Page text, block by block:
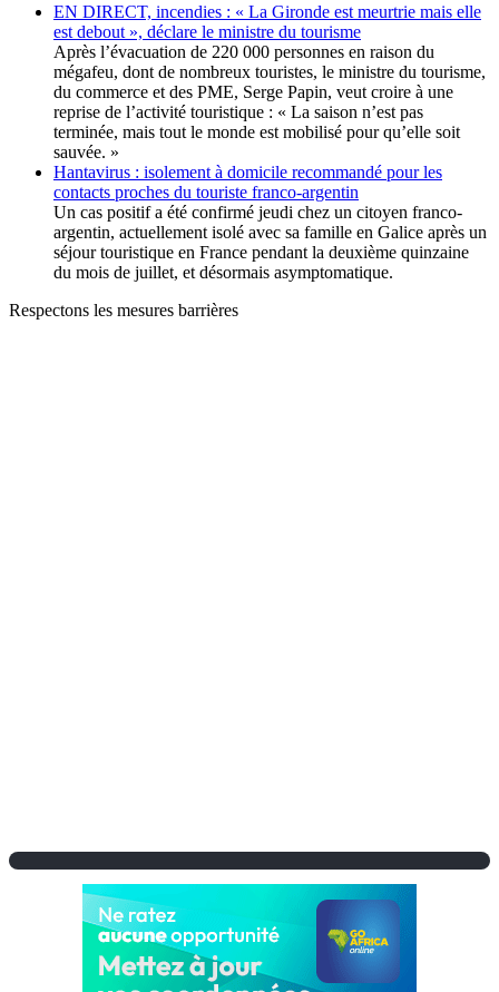
EN DIRECT, incendies : « La Gironde est meurtrie mais elle
est debout », déclare le ministre du tourisme
Après l’évacuation de 220 000 personnes en raison du
mégafeu, dont de nombreux touristes, le ministre du tourisme,
du commerce et des PME, Serge Papin, veut croire à une
reprise de l’activité touristique : « La saison n’est pas
terminée, mais tout le monde est mobilisé pour qu’elle soit
sauvée. »
Hantavirus : isolement à domicile recommandé pour les
contacts proches du touriste franco-argentin
Un cas positif a été confirmé jeudi chez un citoyen franco-
argentin, actuellement isolé avec sa famille en Galice après un
séjour touristique en France pendant la deuxième quinzaine
du mois de juillet, et désormais asymptomatique.
Respectons les mesures barrières